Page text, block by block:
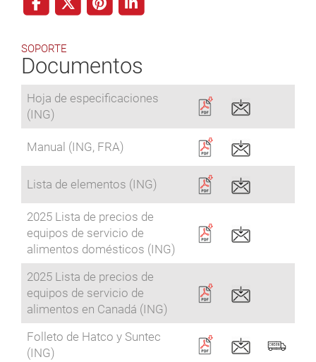
SOPORTE
Documentos
Hoja de especificaciones
(ING)
Manual (ING, FRA)
Lista de elementos (ING)
2025 Lista de precios de
equipos de servicio de
alimentos domésticos (ING)
2025 Lista de precios de
equipos de servicio de
alimentos en Canadá (ING)
Folleto de Hatco y Suntec
(ING)